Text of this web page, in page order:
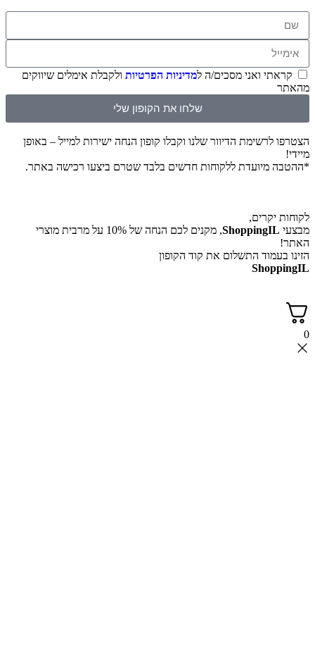
קראתי ואני מסכים/ה למדיניות הפרטיות ולקבלת אימלים שיווקים
מהאתר
שלחו את הקופון שלי
הצטרפו לרשימת הדיוור שלנו וקבלו קופון הנחה ישירות למייל – באופן
מיידי!
*ההטבה מיועדת ללקוחות חדשים בלבד שטרם ביצעו רכישה באתר.
לקוחות יקרים,
מבצעי ShoppingIL
, מקנים לכם הנחה של 10% על מרבית מוצרי
האתר!
הזינו בעמוד התשלום את קוד הקופון
ShoppingIL
0